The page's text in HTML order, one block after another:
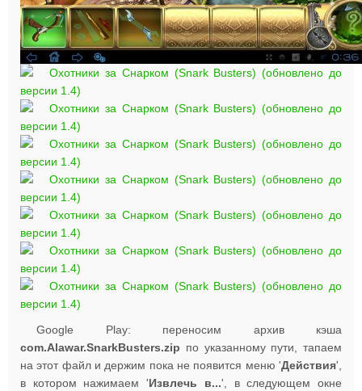
Google Play: переносим архив кэша
com.Alawar.SnarkBusters.zip по указанному пути, тапаем
на этот файл и держим пока не появится меню 'Действия',
в котором нажимаем 'Извлечь в...', в следующем окне